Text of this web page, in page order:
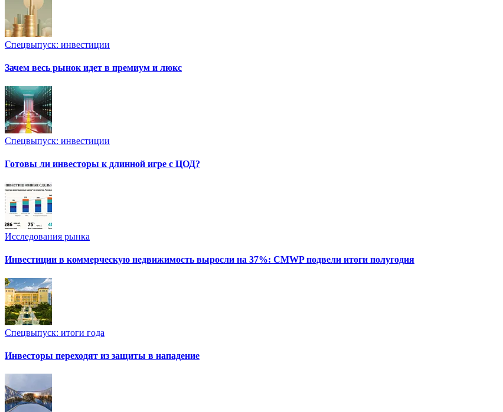
Спецвыпуск: инвестиции
Зачем весь рынок идет в премиум и люкс
Спецвыпуск: инвестиции
Готовы ли инвесторы к длинной игре с ЦОД?
Исследования рынка
Инвестиции в коммерческую недвижимость выросли на 37%: CMWP подвели итоги полугодия
Спецвыпуск: итоги года
Инвесторы переходят из защиты в нападение